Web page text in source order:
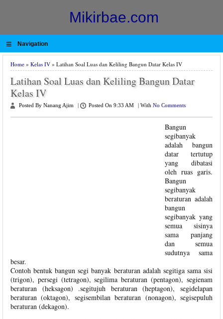
Mikirbae.com
≡ Navigation
Home » Kelas IV » Latihan Soal Luas dan Keliling Bangun Datar Kelas IV
Latihan Soal Luas dan Keliling Bangun Datar
Kelas IV
Posted By Nanang Ajim Posted On 9:33 AM With No Comments
Bangun
segibanyak
adalah bangun
datar tertutup
yang dibatasi
oleh ruas garis.
Bangun
segibanyak
beraturan adalah
bangun
segibanyak yang
semua sisinya
sama panjang
dan semua
sudutnya sama
besar.
Contoh bentuk bangun segi banyak beraturan adalah segitiga sama sisi
(trigon), persegi (tetragon), segilima beraturan (pentagon), segienam
beraturan (heksagon) .segitujuh beraturan (heptagon), segidelapan
beraturan (oktagon), segisembilan beraturan (nonagon), segisepuluh
beraturan (dekagon).